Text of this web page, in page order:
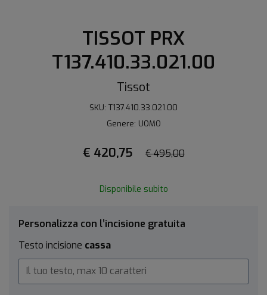
TISSOT PRX
T137.410.33.021.00
Tissot
SKU: T137.410.33.021.00
Genere: UOMO
€ 420,75 € 495,00
Disponibile subito
Personalizza con l’incisione gratuita
Testo incisione cassa